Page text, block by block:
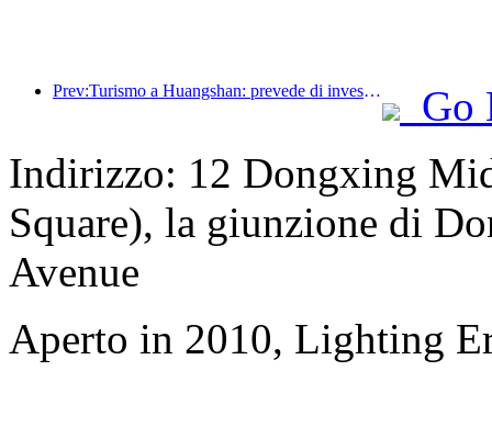
Prev:Turismo a Huangshan: prevede di investire 530 milioni di yuan nella ristrutturazione degli hotel
Go
Indirizzo: 12 Dongxing
Square), la giunzione di
Avenue
Aperto in 2010, Lighting